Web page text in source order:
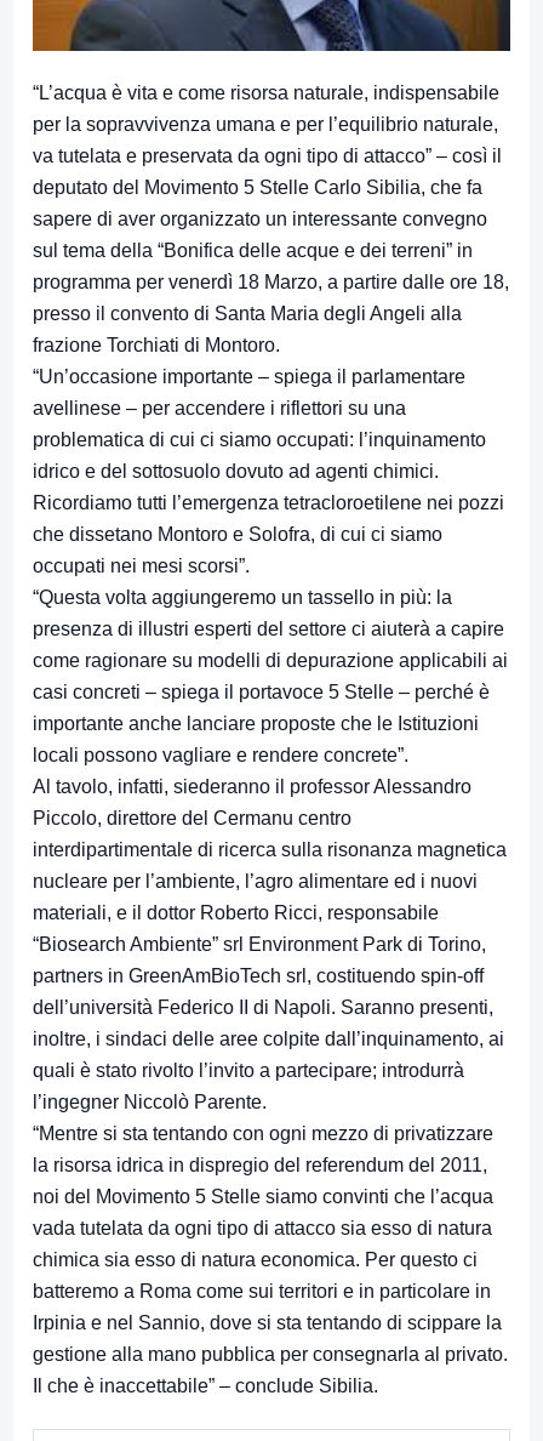
“L’acqua è vita e come risorsa naturale, indispensabile
per la sopravvivenza umana e per l’equilibrio naturale,
va tutelata e preservata da ogni tipo di attacco” – così il
deputato del Movimento 5 Stelle Carlo Sibilia, che fa
sapere di aver organizzato un interessante convegno
sul tema della “Bonifica delle acque e dei terreni” in
programma per venerdì 18 Marzo, a partire dalle ore 18,
presso il convento di Santa Maria degli Angeli alla
frazione Torchiati di Montoro.
“Un’occasione importante – spiega il parlamentare
avellinese – per accendere i riflettori su una
problematica di cui ci siamo occupati: l’inquinamento
idrico e del sottosuolo dovuto ad agenti chimici.
Ricordiamo tutti l’emergenza tetracloroetilene nei pozzi
che dissetano Montoro e Solofra, di cui ci siamo
occupati nei mesi scorsi”.
“Questa volta aggiungeremo un tassello in più: la
presenza di illustri esperti del settore ci aiuterà a capire
come ragionare su modelli di depurazione applicabili ai
casi concreti – spiega il portavoce 5 Stelle – perché è
importante anche lanciare proposte che le Istituzioni
locali possono vagliare e rendere concrete”.
Al tavolo, infatti, siederanno il professor Alessandro
Piccolo, direttore del Cermanu centro
interdipartimentale di ricerca sulla risonanza magnetica
nucleare per l’ambiente, l’agro alimentare ed i nuovi
materiali, e il dottor Roberto Ricci, responsabile
“Biosearch Ambiente” srl Environment Park di Torino,
partners in GreenAmBioTech srl, costituendo spin-off
dell’università Federico II di Napoli. Saranno presenti,
inoltre, i sindaci delle aree colpite dall’inquinamento, ai
quali è stato rivolto l’invito a partecipare; introdurrà
l’ingegner Niccolò Parente.
“Mentre si sta tentando con ogni mezzo di privatizzare
la risorsa idrica in dispregio del referendum del 2011,
noi del Movimento 5 Stelle siamo convinti che l’acqua
vada tutelata da ogni tipo di attacco sia esso di natura
chimica sia esso di natura economica. Per questo ci
batteremo a Roma come sui territori e in particolare in
Irpinia e nel Sannio, dove si sta tentando di scippare la
gestione alla mano pubblica per consegnarla al privato.
Il che è inaccettabile” – conclude Sibilia.